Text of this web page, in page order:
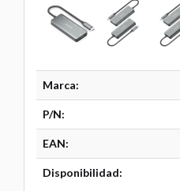
Marca:
P/N:
EAN:
Disponibilidad: